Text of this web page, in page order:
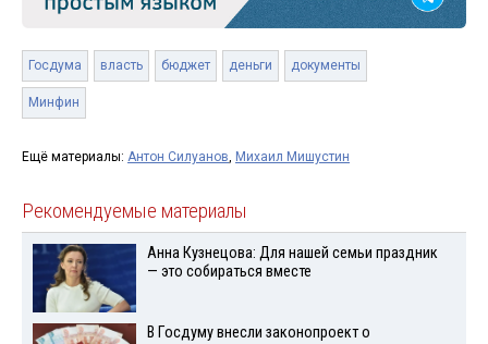
Госдума власть бюджет деньги документы
Минфин
Ещё материалы: Антон Силуанов, Михаил Мишустин
Рекомендуемые материалы
Анна Кузнецова: Для нашей семьи праздник
— это собираться вместе
В Госдуму внесли законопроект о